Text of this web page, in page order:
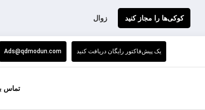
زوال کوکی‌ها را مجاز کنید
Ads@qdmodun.com یک پیش‌فاکتور رایگان دریافت کنید
تماس